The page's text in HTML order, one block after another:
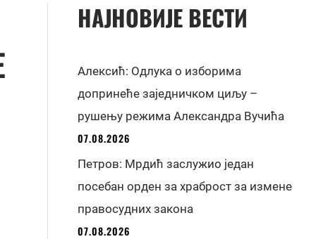
НАЈНОВИЈЕ ВЕСТИ
Алексић: Одлука о изборима
допринеће заједничком циљу –
рушењу режима Александра Вучића
07.08.2026
Петров: Мрдић заслужио један
посебан орден за храброст за измене
правосудних закона
07.08.2026